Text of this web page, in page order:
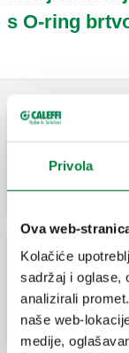
Privola
Ova web-
Kolačiće
sadržaj i oglase,
analizirali
naše web-
medije,
s O-ring